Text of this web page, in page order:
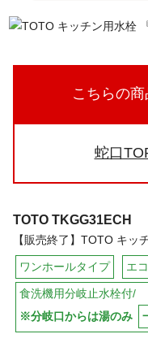
こちらの商
蛇口
TOTO TKGG31ECH
【販売終了】TOTO キッ
ワンホールタイプ エ
食洗機用分岐止水栓付/
※分岐口からは湯のみ